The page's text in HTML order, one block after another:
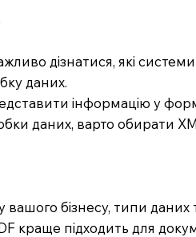
дізнатися, які
даних.
інформацію у
даних, варто обирати
бізнесу, типи даних
краще підходить для